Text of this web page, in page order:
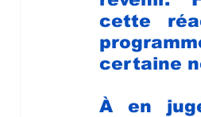
cette
certaine
À en